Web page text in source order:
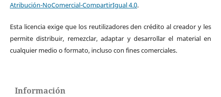
Atribución-NoComercial-CompartirIgual 4.0.
Esta licencia exige que los reutilizadores den crédito al creador y les
permite distribuir, remezclar, adaptar y desarrollar el material en
cualquier medio o formato, incluso con fines comerciales.
Información